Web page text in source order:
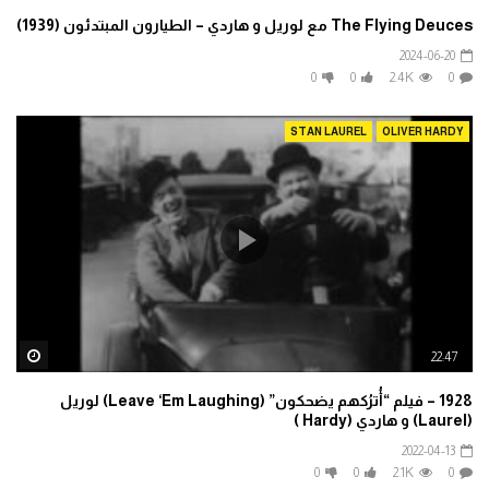
The Flying Deuces مع لوريل و هاردي – الطيارون المبتدئون (1939)
2024-06-20
0
2.4K
0
0
OLIVER HARDY
STAN LAUREL
22:47
1928 – فيلم “أُترُكهم يضحكون” (Leave ‘Em Laughing) لوريل
(Laurel) و هاردي (Hardy )
2022-04-13
0
2.1K
0
0